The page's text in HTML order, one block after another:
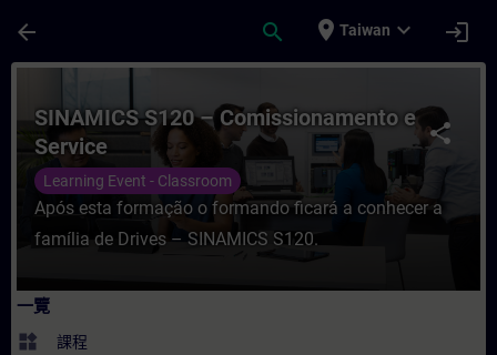
arrow_back search place Taiwan expand_more login
share
SINAMICS S120 – Comissionamento e
Service
Learning Event - Classroom
Após esta formação o formando ficará a conhecer a
família de Drives – SINAMICS S120.
一覽
widgets 課程